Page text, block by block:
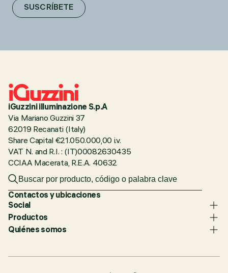
SUSCRÍBETE
iGuzzini illuminazione S.p.A
Via Mariano Guzzini 37
62019 Recanati (Italy)
Share Capital €21.050.000,00 i.v.
VAT N. and R.I. : (IT)00082630435
CCIAA Macerata, R.E.A. 40632
Contactos y ubicaciones
Social
Productos
Quiénes somos